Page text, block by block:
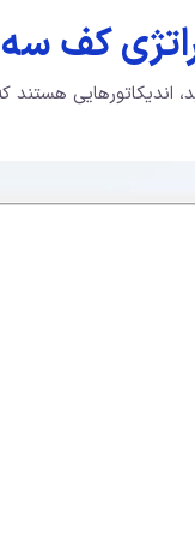
کف
اندیکاتورهایی هستند